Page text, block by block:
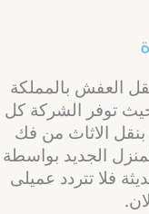
العفش بالمملكة
توفر الشركة كل
الاثاث من فك
الجديد بواسطة
فلا تتردد عميلى